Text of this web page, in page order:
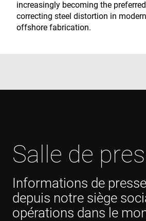
increasingly becoming the
correcting steel distortion in
offshore fabrication.
Salle de
Informations de
depuis notre siège
opérations dans le